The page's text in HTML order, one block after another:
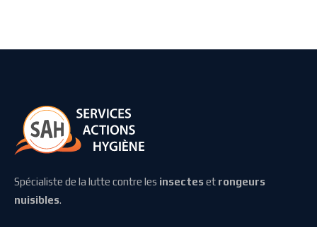
Spécialiste de la lutte contre les insecteset rongeurs
nuisibles.